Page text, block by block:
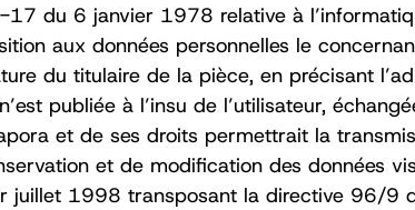
du 6 janvier 1978 relative à
aux données personnelles le
du titulaire de la pièce, en précisant
publiée à l’insu de l’utilisateur,
et de ses droits permettrait la
et de modification des données
juillet 1998 transposant la directive 96/